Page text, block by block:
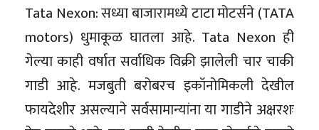
Tata Nexon: सध्या बाजारामध्ये टाटा मोटर्सने (TATA
motors) धुमाकूळ घातला आहे. Tata Nexon ही
गेल्या काही वर्षात सर्वाधिक विक्री झालेली चार चाकी
गाडी आहे. मजबुती बरोबरच इकॉनोमिकली देखील
फायदेशीर असल्याने सर्वसामान्यांना या गाडीने अक्षरशः